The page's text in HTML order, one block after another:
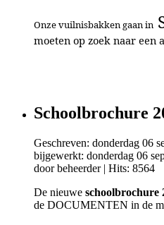
Onze vuilnisbakken gaan in
moeten op zoek naar een
Schoolbrochure
Geschreven: donderdag 06
bijgewerkt: donderdag 06
door beheerder| Hits: 8564
De nieuwe schoolbrochure
de DOCUMENTEN in de